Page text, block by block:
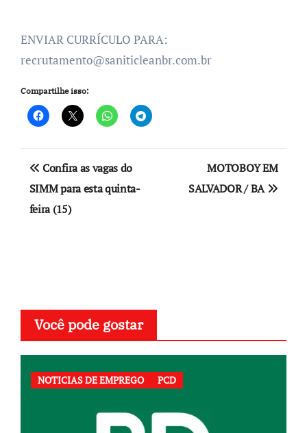
ENVIAR CURRÍCULO PARA:
recrutamento@saniticleanbr.com.br
Compartilhe isso:
Navegação
de
Post
Confira as vagas do
SIMM para esta quinta-
feira (15)
MOTOBOY EM
SALVADOR / BA
Você pode gostar
NOTICIAS DE EMPREGO PCD